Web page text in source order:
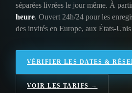
séparées livrées le jour même. À
heure. Ouvert 24h/24 pour les
des invités en Europe, aux États-
VÉRIFIER LES DATES &
VOIR LES TARIFS →